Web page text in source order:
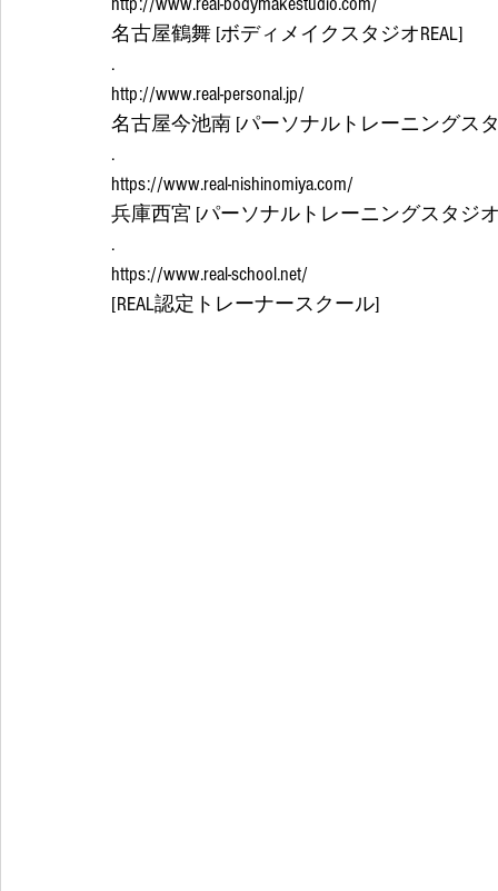
名古屋鶴舞 [ボディメイクスタジオREAL]
.
http://www.real-personal.jp/
名古屋今池南 [パーソナルトレーニングスタ
.
https://www.real-nishinomiya.com/
兵庫西宮 [パーソナルトレーニングスタジオ
.
https://www.real-school.net/
[REAL認定トレーナースクール]